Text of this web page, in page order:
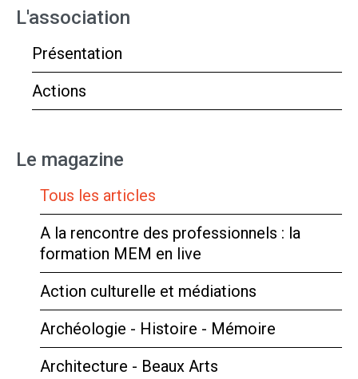
L'association
Présentation
Actions
Le magazine
Tous les articles
A la rencontre des professionnels : la
formation MEM en live
Action culturelle et médiations
Archéologie - Histoire - Mémoire
Architecture - Beaux Arts